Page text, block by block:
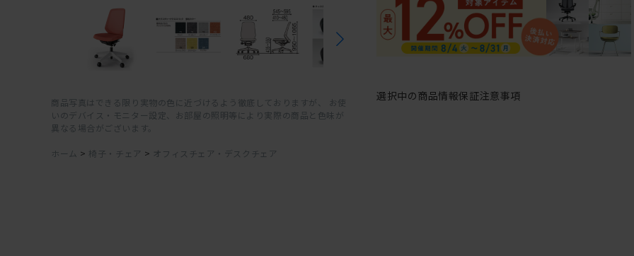
商品写真はできる限り実物の色に近づけるよう徹底しておりますが、 お使
いのデバイス・モニター設定、お部屋の照明等により実際の商品と色味が
異なる場合がございます。
ホーム > 椅子・チェア > オフィスチェア・デスクチェア
選択中の商品情報保証注意事項